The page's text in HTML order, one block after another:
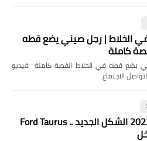
الخلاط | رجل صيني يضع قطه
كاملة
يضع قطه في الخلاط القصة كاملة فيديو
الاجتماع…
اسعار تورس 2023 الشكل الجديد .. Ford Taurus